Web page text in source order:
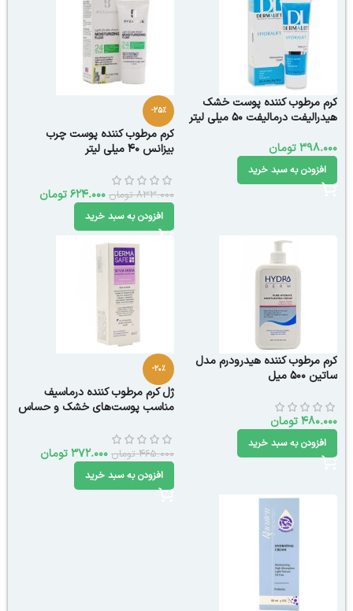
کرم مرطوب کننده پوست خشک
هیدرالیفت درمالیفت ۵۰ میلی لیتر
398.000تومان
افزودن به سبد خرید
-25%
کرم مرطوب کننده پوست چرب
بیزانس ۴۰ میلی لیتر
833.000 تومان 624.000تومان
افزودن به سبد خرید
کرم مرطوب کننده هیدرودرم مدل
ساتین 500 میل
480.000تومان
افزودن به سبد خرید
-20%
ژل کرم مرطوب کننده درماسیف
مناسب پوست‌های خشک و حساس
465.000 تومان 372.000تومان
افزودن به سبد خرید